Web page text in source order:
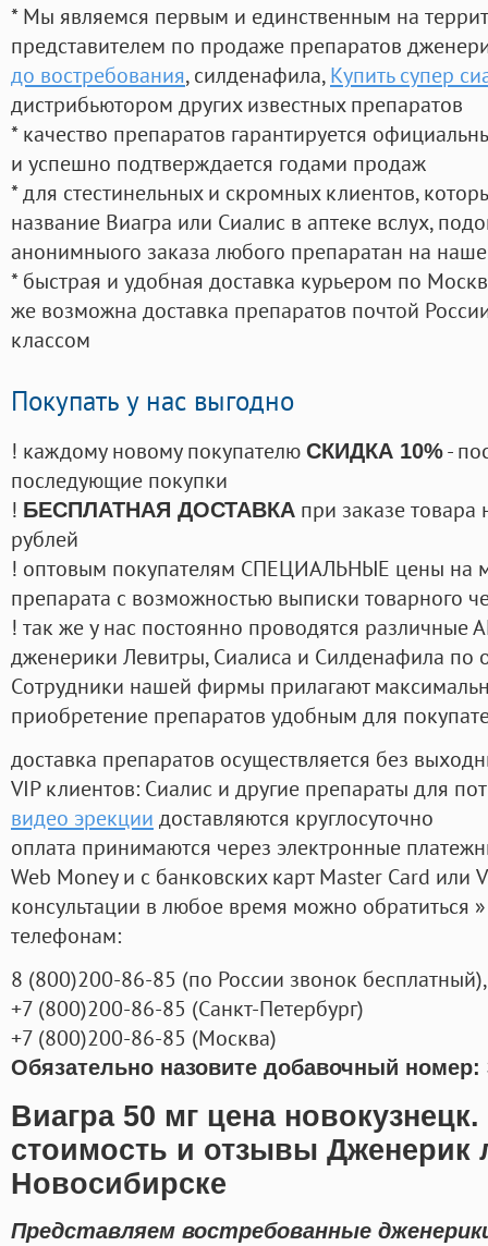
* Мы являемся первым и единственным на
представителем по продаже препаратов
до востребования, силденафила, Купить супер
дистрибьютором других известных препаратов
* качество препаратов гарантируется
и успешно подтверждается годами продаж
* для стестинельных и скромных клиентов,
название Виагра или Сиалис в аптеке вслух,
анонимныого заказа любого препаратан на
* быстрая и удобная доставка курьером по
же возможна доставка препаратов почтой
классом
Покупать у нас выгодно
! каждому новому покупателю СКИДКА 10%-
последующие покупки
! БЕСПЛАТНАЯ ДОСТАВКА при заказе
рублей
! оптовым покупателям СПЕЦИАЛЬНЫЕ цены на
препарата с возможностью выписки товарного
! так же у нас постоянно проводятся
дженерики Левитры, Сиалиса и Силденафила по
Cотрудники нашей фирмы прилагают
приобретение препаратов удобным для
доставка препаратов осуществляется без
VIP клиентов: Сиалис и другие препараты для
видео эрекции доставляются круглосуточно
оплата принимаются через электронные
Web Money и с банковских карт Master Card или
консультации в любое время можно обратиться
телефонам:
8 (800)200-86-85 (по России звонок бесплатный),
+7 (800)200-86-85 (Санкт-Петербург)
+7 (800)200-86-85 (Москва)
Обязательно назовите добавочный номер:
Виагра 50 мг цена
стоимость и отзывы Дженерик
Новосибирске
Представляем востребованные